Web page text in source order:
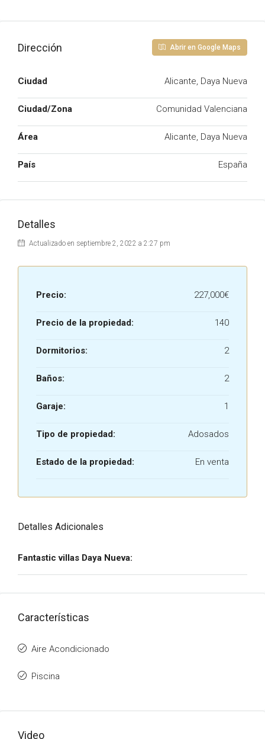
Dirección Abrir en Google Maps
Ciudad Alicante, Daya Nueva
Ciudad/Zona Comunidad Valenciana
Área Alicante, Daya Nueva
País España
Detalles
Actualizado en septiembre 2, 2022 a 2:27 pm
Precio: 227,000€
Precio de la propiedad: 140
Dormitorios: 2
Baños: 2
Garaje: 1
Tipo de propiedad: Adosados
Estado de la propiedad: En venta
Detalles Adicionales
Fantastic villas Daya Nueva:
Características
Aire Acondicionado
Piscina
Video